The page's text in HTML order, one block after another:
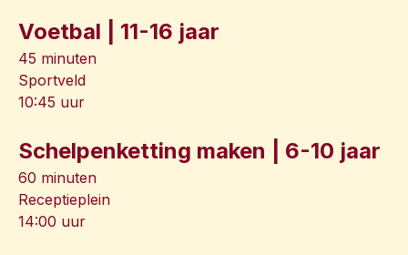
Voetbal | 11-16 jaar
45 minuten
Sportveld
10:45 uur
Schelpenketting maken | 6-10 jaar
60 minuten
Receptieplein
14:00 uur